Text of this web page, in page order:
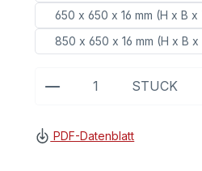
650 x 650 x 16 mm (H x B x
850 x 650 x 16 mm (H x B x
Produkt Anzahl:
STÜCK
PDF-Datenblatt